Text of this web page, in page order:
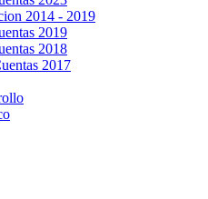
2014 - 2019
2019
2018
2017